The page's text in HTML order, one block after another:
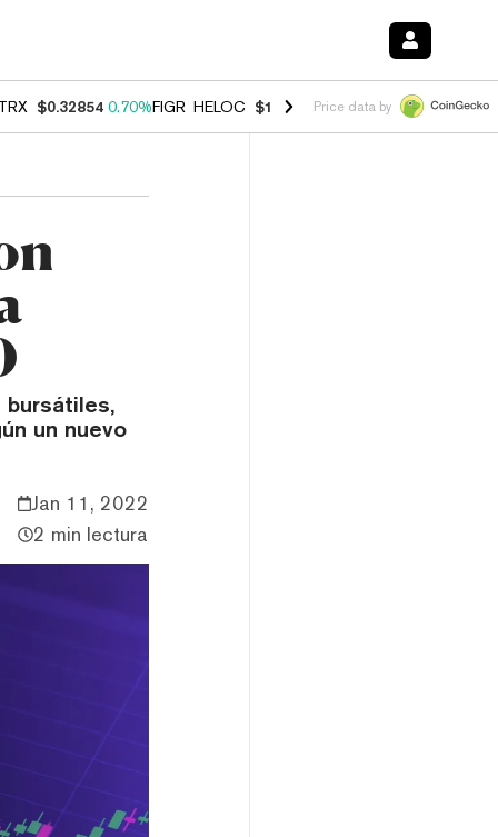
$0.32854 0.70%FIGR_HELOC $1.007 -2.70%HYPE $54.58 -
Price data by
un nuevo
Jan 11, 2022
2 min lectura